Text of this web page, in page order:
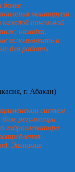
монтирует
каждой панельной
наладка,
использовать и
для работы
г. Абакан)
систем
регулятора
гидроэлеватора
Экономия